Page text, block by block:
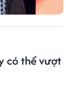
có thể vượt